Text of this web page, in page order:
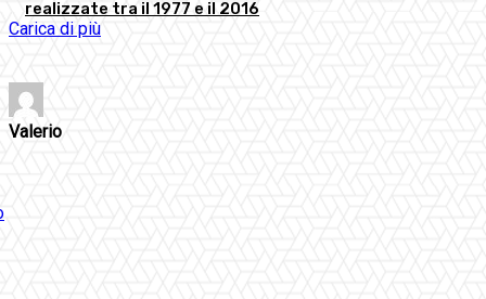
realizzate tra il 1977 e il 2016
Carica di più
Valerio